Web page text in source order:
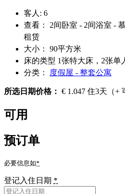
客人: 6
查看：
2间卧室 - 2间浴室 -
租赁
大小：
90平方米
床的类型 1张特大床，2张单
分类：
度假屋 - 整套公寓
所选日期价格： € 1.047 住3天 （+
可用
预订单
必要信息如*
登记入住日期 *